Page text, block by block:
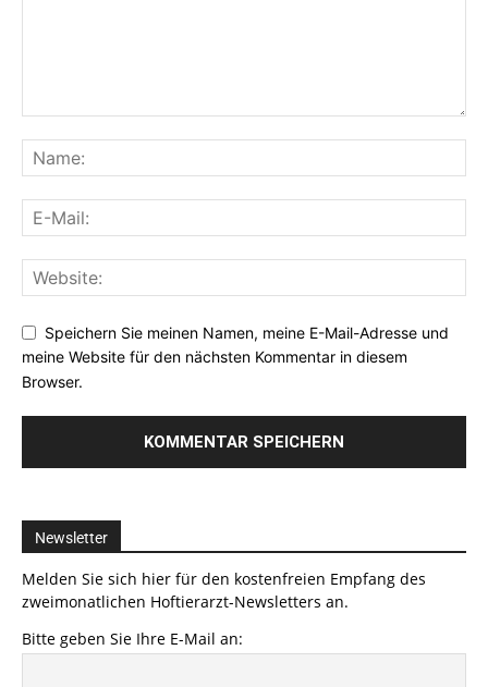
Speichern Sie meinen Namen, meine E-Mail-Adresse und
meine Website für den nächsten Kommentar in diesem
Browser.
Newsletter
Melden Sie sich hier für den kostenfreien Empfang des
zweimonatlichen Hoftierarzt-Newsletters an.
Bitte geben Sie Ihre E-Mail an: